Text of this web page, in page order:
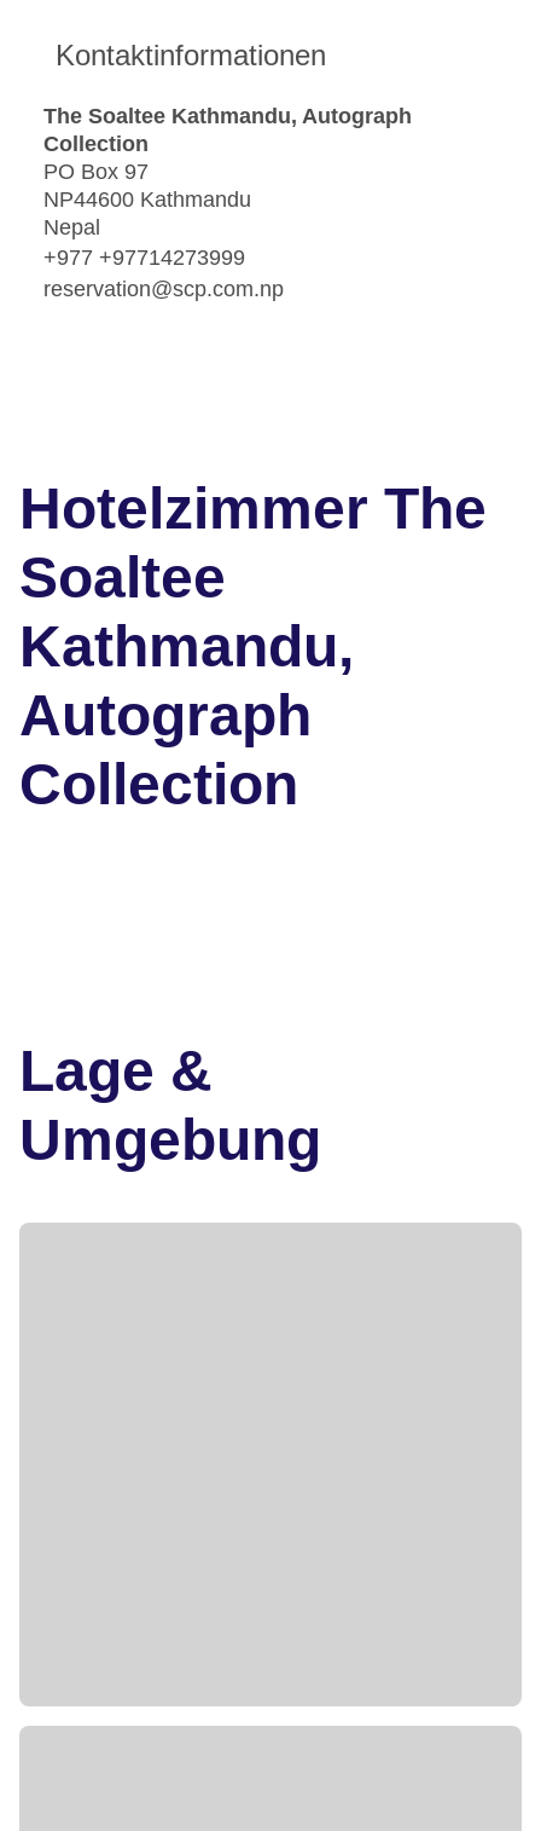
Kontaktinformationen
The Soaltee Kathmandu, Autograph
Collection
PO Box 97
NP44600 Kathmandu
Nepal
+977 +97714273999
reservation@scp.com.np
Hotelzimmer The
Soaltee
Kathmandu,
Autograph
Collection
Lage &
Umgebung